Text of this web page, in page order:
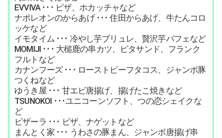
EVVIVA ･･･ ピザ、ホカッチャなど
ナポレオンのからあげ ･･･ 住田からあげ、牛たんコロ
ッケなど
イモタイム ･･･ 冷やし芋ブリュレ、贅沢芋パフェなど
MOMIJI ･･･ 大槌鹿の串カツ、ピタサンド、フランク
フルトなど
カナンフーズ ･･･ ローストビーフタコス、ジャンボ豚
つくねなど
ゆうき屋 ･･･ 甘エビ唐揚げ、揚げたこ焼きなど
TSUNOKOI ･･･ユニコーンソフト、つの恋シェイクな
ど
ピザーラ ･･･ ピザ、ナゲットなど
まんとく家 ･･･ うわさの豚まん、ジャンボ唐揚げ串